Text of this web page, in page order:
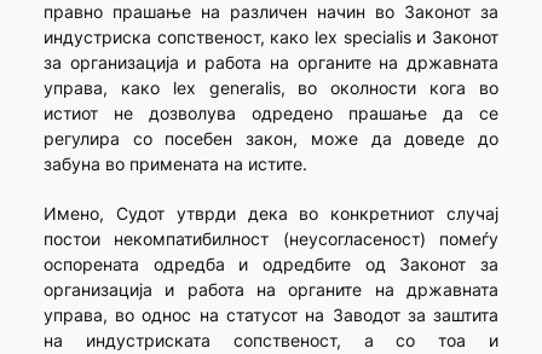
правно прашање на различен начин во Законот за
индустриска сопственост, како lex specialis и Законот
за организација и работа на органите на државната
управа, како lex generalis, во околности кога во
истиот не дозволува одредено прашање да се
регулира со посебен закон, може да доведе до
забуна во примената на истите.
Имено, Судот утврди дека во конкретниот случај
постои некомпатибилност (неусогласеност) помеѓу
оспорената одредба и одредбите од Законот за
организација и работа на органите на државната
управа, во однос на статусот на Заводот за заштита
на индустриската сопственост, а со тоа и